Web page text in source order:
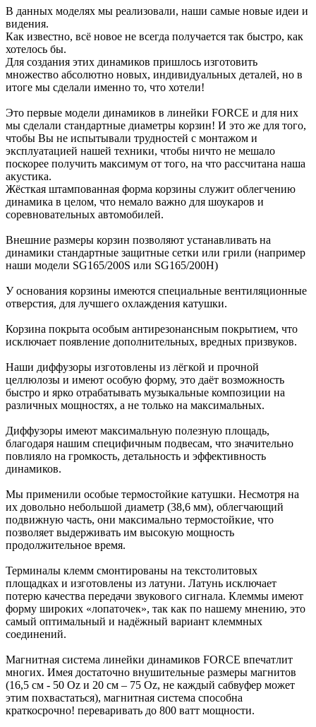
В данных моделях мы реализовали, наши самые новые идеи и
видения.
Как известно, всё новое не всегда получается так быстро, как
хотелось бы.
Для создания этих динамиков пришлось изготовить
множество абсолютно новых, индивидуальных деталей, но в
итоге мы сделали именно то, что хотели!
Это первые модели динамиков в линейки FORCE и для них
мы сделали стандартные диаметры корзин! И это же для того,
чтобы Вы не испытывали трудностей с монтажом и
эксплуатацией нашей техники, чтобы ничто не мешало
поскорее получить максимум от того, на что рассчитана наша
акустика.
Жёсткая штампованная форма корзины служит облегчению
динамика в целом, что немало важно для шоукаров и
соревновательных автомобилей.
Внешние размеры корзин позволяют устанавливать на
динамики стандартные защитные сетки или грили (например
наши модели SG165/200S или SG165/200H)
У основания корзины имеются специальные вентиляционные
отверстия, для лучшего охлаждения катушки.
Корзина покрыта особым антирезонансным покрытием, что
исключает появление дополнительных, вредных призвуков.
Наши диффузоры изготовлены из лёгкой и прочной
целлюлозы и имеют особую форму, это даёт возможность
быстро и ярко отрабатывать музыкальные композиции на
различных мощностях, а не только на максимальных.
Диффузоры имеют максимальную полезную площадь,
благодаря нашим специфичным подвесам, что значительно
повлияло на громкость, детальность и эффективность
динамиков.
Мы применили особые термостойкие катушки. Несмотря на
их довольно небольшой диаметр (38,6 мм), облегчающий
подвижную часть, они максимально термостойкие, что
позволяет выдерживать им высокую мощность
продолжительное время.
Терминалы клемм смонтированы на текстолитовых
площадках и изготовлены из латуни. Латунь исключает
потерю качества передачи звукового сигнала. Клеммы имеют
форму широких «лопаточек», так как по нашему мнению, это
самый оптимальный и надёжный вариант клеммных
соединений.
Магнитная система линейки динамиков FORCE впечатлит
многих. Имея достаточно внушительные размеры магнитов
(16,5 см - 50 Oz и 20 см – 75 Oz, не каждый сабвуфер может
этим похвастаться), магнитная система способна
краткосрочно! переваривать до 800 ватт мощности.